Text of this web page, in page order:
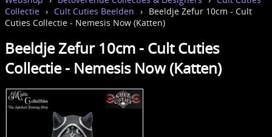
Collectie › Cult Cuties Beelden › Beeldje Zefur 10cm - Cult
Cuties Collectie - Nemesis Now (Katten)
Beeldje Zefur 10cm - Cult Cuties
Collectie - Nemesis Now (Katten)